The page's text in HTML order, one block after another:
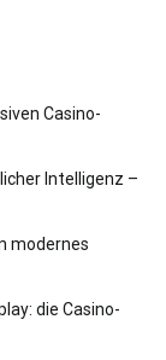
Casino-
Intelligenz –
modernes
die Casino-